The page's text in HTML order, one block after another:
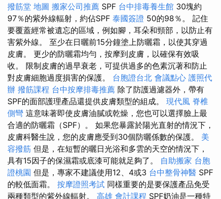
撥筋堂 地圖 搬家公司推薦 SPF 台中排毒養生館 30塊約
97％的紫外線輻射，約佔SPF 泰國簽證 50的98％。 記住
要覆蓋經常被遺忘的區域，例如腳，耳朵和頸部，以防止有
害紫外線。 至少在日曬前15分鐘塗上防曬霜，以使其穿過
皮膚。 更少的防曬霜均勻，按摩到皮膚，以確保有效吸
收。 限制皮膚的過早衰老，可提供過多的色素沉著和防止
對皮膚細胞過度損害的保護。 台胞證台北 會議點心 護照代
辦 撥筋課程 台中按摩排毒推薦 除了防護過濾器外，帶有
SPF的面部護理產品還提供皮膚類型的組成。 現代風 脊椎
側彎 這意味著即使皮膚油膩或乾燥，您也可以選擇臉上最
合適的防曬霜（SPF）。 如果您暴露於陽光直射的情況下，
皮膚科醫生說，您的皮膚應受到30個防曬係數的保護。 美
容撥筋 但是，在短暫的曬日光浴和多雲的天空的情況下，
具有15因子的保濕霜或底漆可能就足夠了。 自助搬家 台胞
證桃園 但是，專家不建議使用12、4或3 台中整骨神醫 SPF
的較低面霜。 按摩證照考試 同樣重要的是要保護產品免受
兩種類型的紫外線輻射。 高雄 會計課程 SPF奶油是一種特